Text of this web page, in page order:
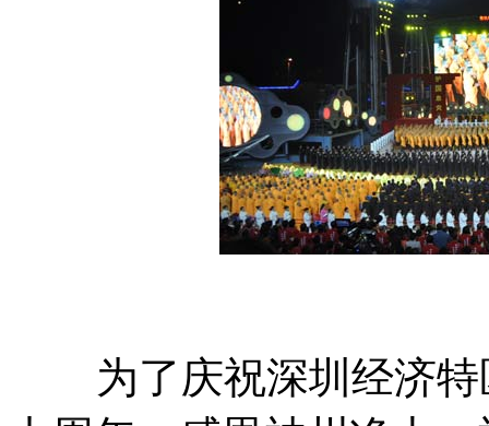
为了庆祝深圳经济特